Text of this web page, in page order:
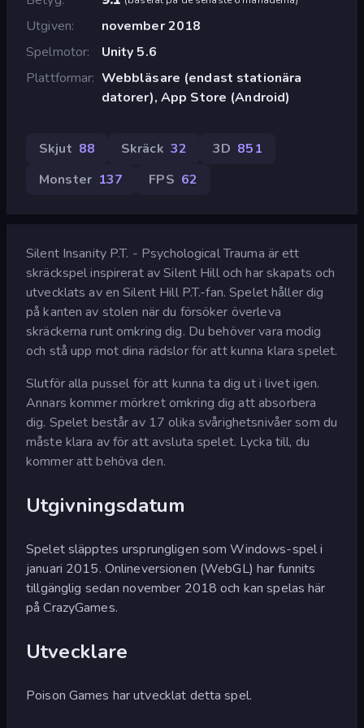
Utgiven
november 2018
Spelmotor
Unity 5.6
Plattformar Webbläsare (endast stationära
datorer), App Store (Android)
Skjut 88 Skräck 32 3D 851
Monster 137 FPS 62
Silent Insanity P.T. - Psychological Trauma är ett
skräckspel inspirerat av Silent Hill och har skapats och
utvecklats av en Silent Hill P.T.-fan. Spelet håller dig
på kanten av stolen när du försöker överleva
skräckerna runt omkring dig. Du behöver vara modig
och stå upp mot dina rädslor för att kunna klara spelet.
Slutför alla pussel för att kunna ta dig ut i livet igen.
Annars kommer mörkret omkring dig att absorbera
dig. Spelet består av 17 olika svårighetsnivåer som du
måste klara av för att avsluta spelet. Lycka till, du
kommer att behöva den.
Utgivningsdatum
Spelet släpptes ursprungligen som Windows-spel i
januari 2015. Onlineversionen (WebGL) har funnits
tillgänglig sedan november 2018 och kan spelas här
på CrazyGames.
Utvecklare
Poison Games har utvecklat detta spel.